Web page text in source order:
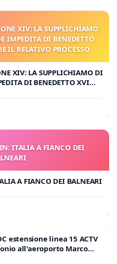
XIV: LA SUPPLICHIAMO
IMPEDITA DI BENEDETTO
IL RELATIVO PROCESSO
XIV: LA SUPPLICHIAMO DI
DI BENEDETTO XVI
PROCESSO
ITALIA A FIANCO DEI
A FIANCO DEI BALNEARI
estensione linea 15 ACTV
all'aeroporto Marco